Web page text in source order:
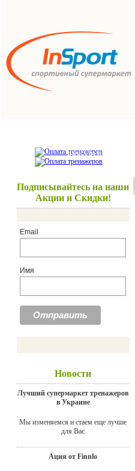
Красота и здоровье
Подписывайтесь на наши
Акции и Скидки!
Email
Имя
Новости
Лучший супермаркет тренажеров
в Украине
Мы изменяемся и стаем еще лучше
для Вас
Ация от Finnlo